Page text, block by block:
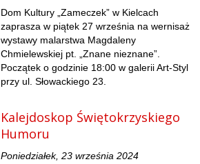
Dom Kultury „Zameczek” w Kielcach
zaprasza w piątek 27 września na wernisaż
wystawy malarstwa Magdaleny
Chmielewskiej pt. „Znane nieznane”.
Początek o godzinie 18:00 w galerii Art-Styl
przy ul. Słowackiego 23.
Kalejdoskop Świętokrzyskiego
Humoru
Poniedziałek, 23 września 2024